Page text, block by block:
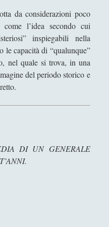
– B. F. Skinner
curdo – Gastone
a Luca Surian
linguistici in
Rousseau – Riflessioni
Reverend Olafur
possibile?
da considerazioni poco
l’idea secondo cui
inspiegabili nella
le capacità di “qualunque”
nel quale si trova, in una
del periodo storico e
DI UN GENERALE